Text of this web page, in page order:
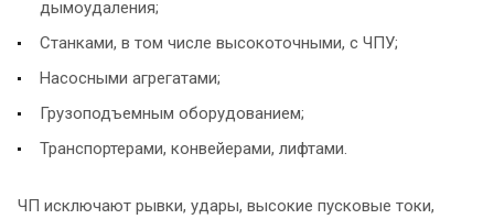
дымоудаления;
Станками, в том числе высокоточными, с ЧПУ;
Насосными агрегатами;
Грузоподъемным оборудованием;
Транспортерами, конвейерами, лифтами.
ЧП исключают рывки, удары, высокие пусковые токи,